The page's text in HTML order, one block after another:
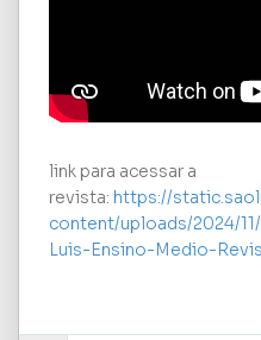
link para acessar a
revista: https://
content/uploads/2024/
Luis-Ensino-Medio-